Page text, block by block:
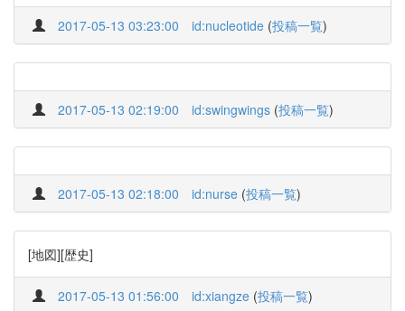
2017-05-13 03:23:00 id:nucleotide (投稿一覧)
2017-05-13 02:19:00 id:swingwings (投稿一覧)
2017-05-13 02:18:00 id:nurse (投稿一覧)
[地図][歴史]
2017-05-13 01:56:00 id:xiangze (投稿一覧)